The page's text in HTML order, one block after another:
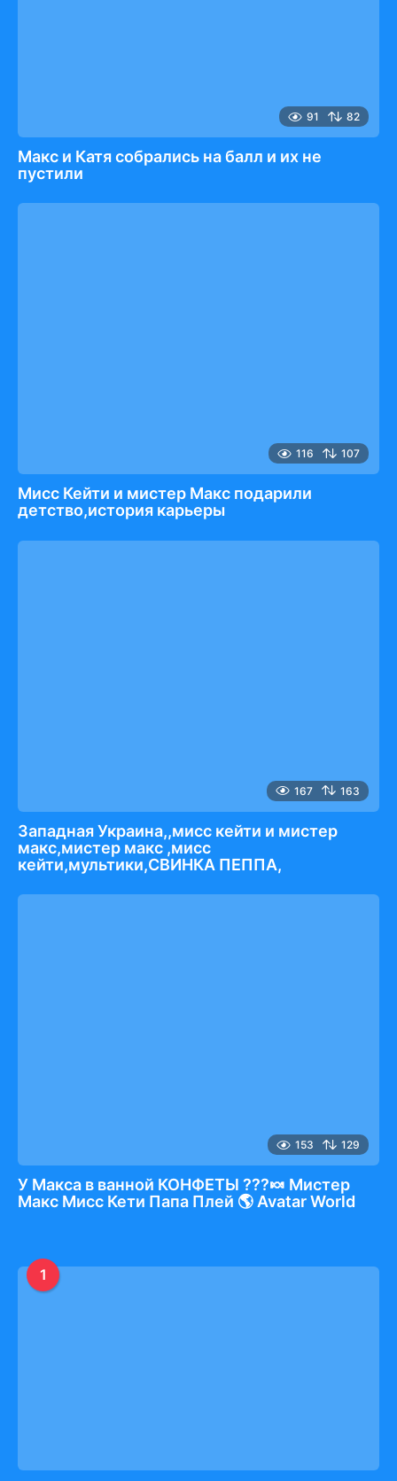
91 82
Макс и Катя собрались на балл и их не
пустили
116 107
Мисс Кейти и мистер Макс подарили
детство,история карьеры
167 163
Западная Украина,,мисс кейти и мистер
макс,мистер макс ,мисс
кейти,мультики,СВИНКА ПЕППА,
153 129
У Макса в ванной КОНФЕТЫ ???🍬 Мистер
Макс Мисс Кети Папа Плей 🌎 Avatar World
1